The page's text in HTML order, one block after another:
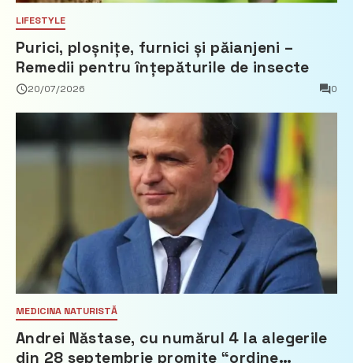
LIFESTYLE
Purici, ploșnițe, furnici și păianjeni –
Remedii pentru înțepăturile de insecte
20/07/2026 0
MEDICINA NATURISTĂ
Andrei Năstase, cu numărul 4 la alegerile
din 28 septembrie promite “ordine